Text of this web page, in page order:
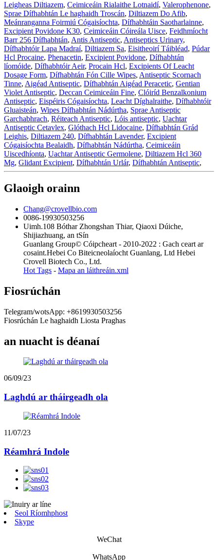
Leigheas Diltiazem, Ceimiceáin Rialaithe Lotnaidí, Valerophenone,
Sprae Dífhabhtán Le haghaidh Troscán, Diltiazem Do Afib,
Meánranganna Foirmiú Cógaisíochta, Dífhabhtáin Saotharlainne,
Excipient Povidone K30, Ceimiceáin Cóireála Uisce, Feidhmíocht
Barr 256 Dífhabhtán, Antis Antiseptic, Antiseptics Urinary,
Dífhabhtóir Lapa Madraí, Diltiazem Sa, Eisitheoirí Táibléad, Púdar
Hcl Procaine, Phenacetin, Excipient Povidone, Dífhabhtán
líomóide, Dífhabhtóir Aeir, Procain Hcl, Excipients Of Leacht
Dosage Form, Dífhabhtán Fón Cille Wipes, Antiseptic Scornach
Tinne, Aigéad Antiseptic, Dífhabhtán Aigéad Peracetic, Gentian
Violet Antiseptic, Deccan Ceimiceáin Fine, Clóiríd Benzalkonium
Antiseptic, Eispéiris Cógaisíochta, Leacht Díghalraithe, Dífhabhtóir
Gluaisteán, Wipes Dífhabhtán Nádúrtha, Sprae Antiseptic
Garchabhrach, Réiteach Antiseptic, Lóis antiseptic, Uachtar
Antiseptic Cetavlex, Glóthach Hcl Lidocaine, Dífhabhtán Grád
Leighis, Diltiazem 240, Dífhabhtán Lavender, Excipient
Cógaisíochta Bealaidh, Dífhabhtán Nádúrtha, Ceimiceáin
Uiscedhíonta, Uachtar Antiseptic Germolene, Diltiazem Hcl 360
Mg, Glidant Excipient, Dífhabhtán Urlár, Dífhabhtán Antiseptic,
Glaoigh orainn
Chang@crovellbio.com
0086-19930503256
Uimh.108 Bóthar Zhongshan Thiar, Qiaoxi Dúiche,
Shijiazhuang, an tSín
Guanlang Group© Cóipcheart - 2010-2022 : Gach ceart ar
cosaint.Hebei Co Biteicneolaíocht Guanlang, Ltd Hebei
Crovell Biotech Co., Ltd.
Hot Tags - Mapa an láithreáin.xml
Fiosrúchán
Telegram/wotsApp: +8619930503256
Fiosrúchán Le haghaidh Liosta Praghas
an nuacht is déanaí
06/09/23
Laghdú ar tháirgeadh ola
11/07/23
Réamhrá Indole
Seol Ríomhphost
Skype
WeChat
WhatsApp